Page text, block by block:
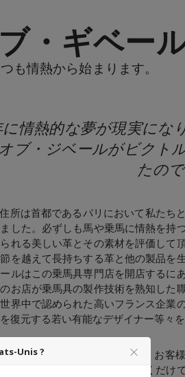
・ギベー
も情熱から始まります。
に情熱的な夢が現実に
ブ・ジベールがビクト
たので
所は首都であるパリにおいて私たち
した。必ずしも馬や乗馬に情熱を持
れる美しい革とその素材を評価して
を越えて長持ちする革と他の製品を
ルはこの乗馬具専門店を開店するに
お店が乗馬具の製作技術を熟知した
界中で認められた高いフランス企業
復元する若い有能なデザイナー等々
イン革
, の美しさや、お客
てください。写真をご覧いただくだ
Unis ?